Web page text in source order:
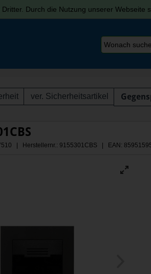
Durch die Nutzung unserer Webseite
ver. Sicherheitsartikel
| Herstellernr.: 9155301CBS | EAN: